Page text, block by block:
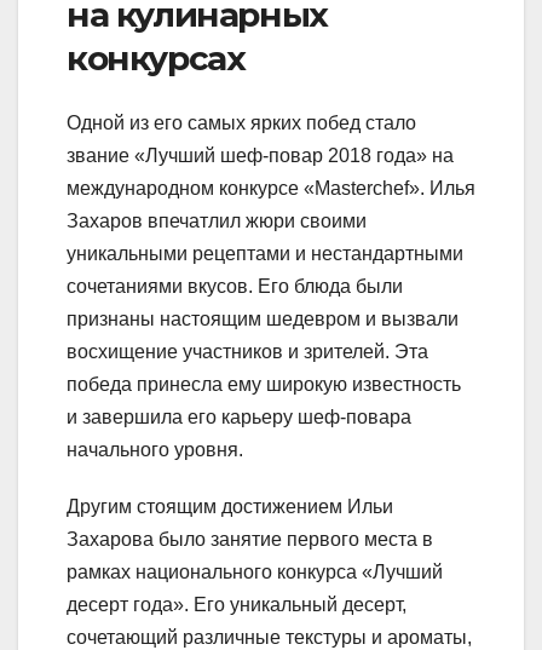
на кулинарных
конкурсах
Одной из его самых ярких побед стало
звание «Лучший шеф-повар 2018 года» на
международном конкурсе «Masterchef». Илья
Захаров впечатлил жюри своими
уникальными рецептами и нестандартными
сочетаниями вкусов. Его блюда были
признаны настоящим шедевром и вызвали
восхищение участников и зрителей. Эта
победа принесла ему широкую известность
и завершила его карьеру шеф-повара
начального уровня.
Другим стоящим достижением Ильи
Захарова было занятие первого места в
рамках национального конкурса «Лучший
десерт года». Его уникальный десерт,
сочетающий различные текстуры и ароматы,